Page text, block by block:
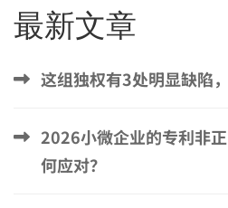
最新文章
这组独权有3处明显缺陷
2026小微企业的专利非
何应对？